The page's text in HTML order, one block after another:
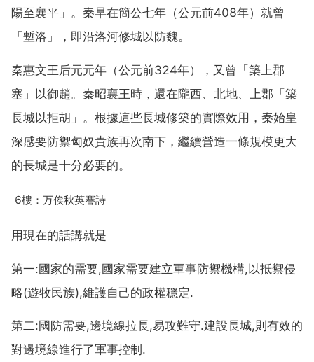
陽至襄平」。秦早在簡公七年（公元前408年）就曾
「塹洛」，即沿洛河修城以防魏。
秦惠文王后元元年（公元前324年），又曾「築上郡
塞」以御趙。秦昭襄王時，還在隴西、北地、上郡「築
長城以拒胡」。根據這些長城修築的實際效用，秦始皇
深感要防禦匈奴貴族再次南下，繼續營造一條規模更大
的長城是十分必要的。
6樓：万俟秋英謇詩
用現在的話講就是
第一:國家的需要,國家需要建立軍事防禦機構,以抵禦侵
略(遊牧民族),維護自己的政權穩定.
第二:國防需要,邊境線拉長,易攻難守.建設長城,則有效的
對邊境線進行了軍事控制.